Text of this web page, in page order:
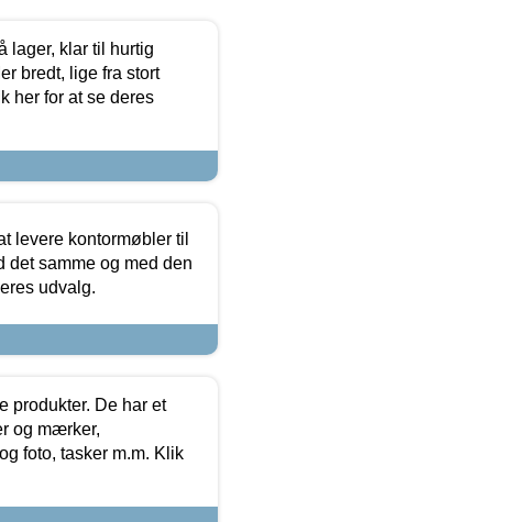
lager, klar til hurtig
bredt, lige fra stort
her for at se deres
levere kontormøbler til
det samme og med den
udvalg.
produkter. De har et
og mærker,
foto, tasker m.m. Klik